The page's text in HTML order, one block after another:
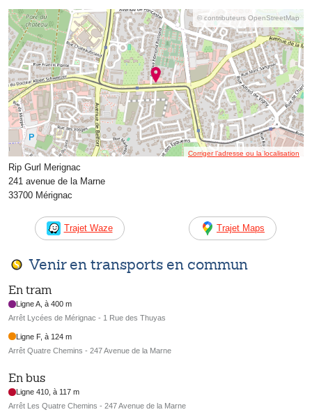
© contributeurs OpenStreetMap
Corriger l’adresse ou la localisation
Rip Gurl Merignac
241 avenue de la Marne
33700 Mérignac
Trajet Waze Trajet Maps
Venir en transports en commun
En tram
Ligne A, à 400 m
Arrêt Lycées de Mérignac - 1 Rue des Thuyas
Ligne F, à 124 m
Arrêt Quatre Chemins - 247 Avenue de la Marne
En bus
Ligne 410, à 117 m
Arrêt Les Quatre Chemins - 247 Avenue de la Marne